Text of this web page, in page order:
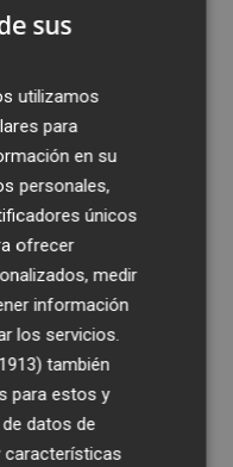
producto
con la
una necesidad
es el caso del
de Santo
por la
de productos
como la
bebidas
ya que no
Su
ofrece una
sus
utilizamos
para
en su
personales,
únicos
ofrecer
medir
información
los servicios.
también
para estos y
datos de
características